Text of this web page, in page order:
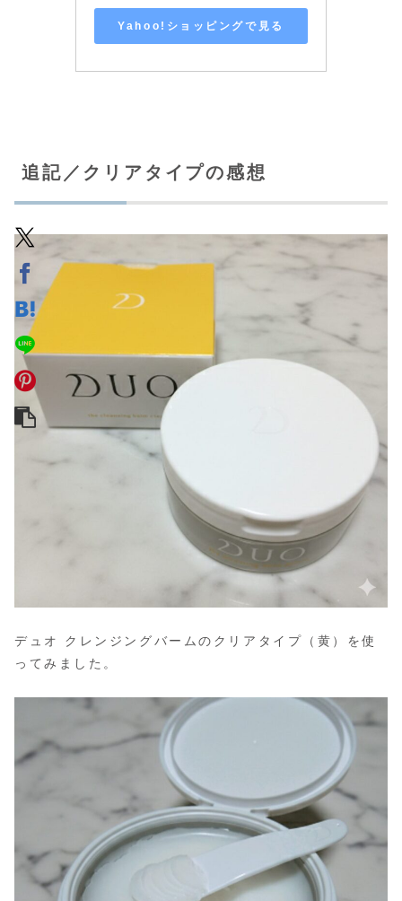
Yahoo!ショッピングで見る
追記／クリアタイプの感想
デュオ クレンジングバームのクリアタイプ（黄）を使
ってみました。